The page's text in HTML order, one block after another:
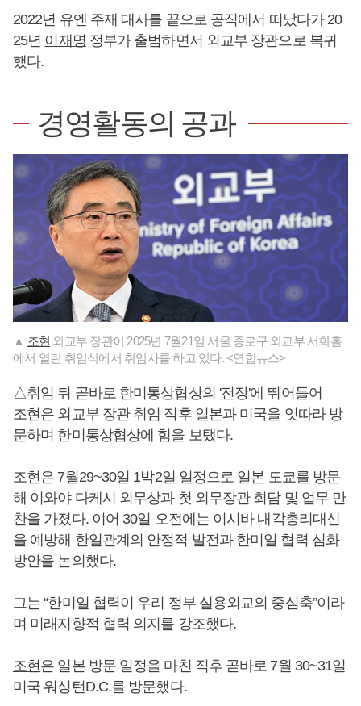
2022년 유엔 주재 대사를 끝으로 공직에서 떠났다가 20
25년 이재명 정부가 출범하면서 외교부 장관으로 복귀
했다.
경영활동의 공과
▲ 조현 외교부 장관이 2025년 7월21일 서울 종로구 외교부 서희홀
에서 열린 취임식에서 취임사를 하고 있다. <연합뉴스>
△취임 뒤 곧바로 한미통상협상의 '전장'에 뛰어들어
조현은 외교부 장관 취임 직후 일본과 미국을 잇따라 방
문하며 한미통상협상에 힘을 보탰다.
조현은 7월29~30일 1박2일 일정으로 일본 도쿄를 방문
해 이와야 다케시 외무상과 첫 외무장관 회담 및 업무 만
찬을 가졌다. 이어 30일 오전에는 이시바 내각총리대신
을 예방해 한일관계의 안정적 발전과 한미일 협력 심화
방안을 논의했다.
그는 “한미일 협력이 우리 정부 실용외교의 중심축”이라
며 미래지향적 협력 의지를 강조했다.
조현은 일본 방문 일정을 마친 직후 곧바로 7월 30~31일
미국 워싱턴D.C.를 방문했다.